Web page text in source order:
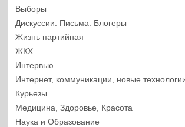
Выборы
Дискуссии. Письма. Блогеры
Жизнь партийная
ЖКХ
Интервью
Интернет, коммуникации, новые
Курьезы
Медицина, Здоровье, Красота
Наука и Образование